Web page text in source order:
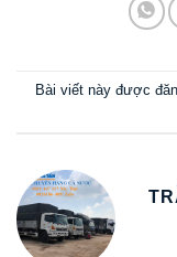
Bài viết này được